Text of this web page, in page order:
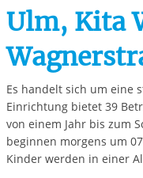
Ulm, Kita
Es handelt sich um eine
Einrichtung bietet 39
von einem Jahr bis zum
beginnen morgens um
Kinder werden in einer